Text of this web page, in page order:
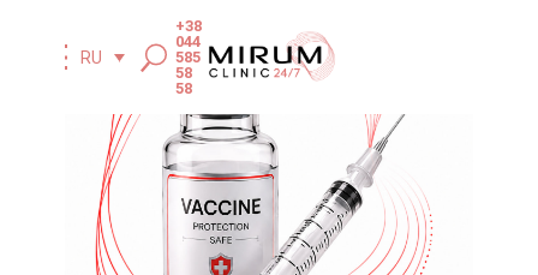
RU
+38
044
585
58
58